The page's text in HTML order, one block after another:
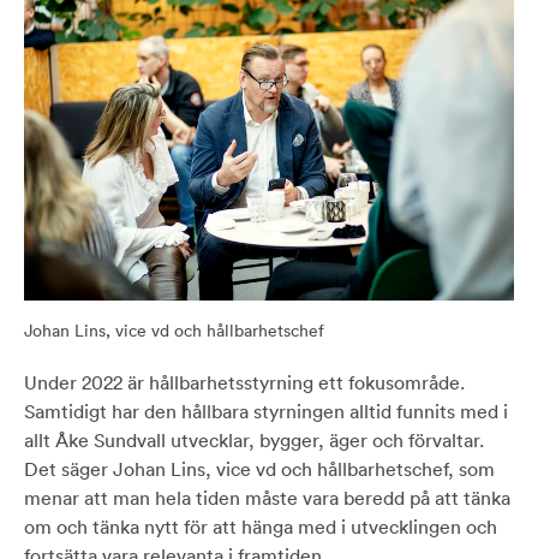
Johan Lins, vice vd och hållbarhetschef
Under 2022 är hållbarhetsstyrning ett fokusområde.
Samtidigt har den hållbara styrningen alltid funnits med i
allt Åke Sundvall utvecklar, bygger, äger och förvaltar.
Det säger Johan Lins, vice vd och hållbarhetschef, som
menar att man hela tiden måste vara beredd på att tänka
om och tänka nytt för att hänga med i utvecklingen och